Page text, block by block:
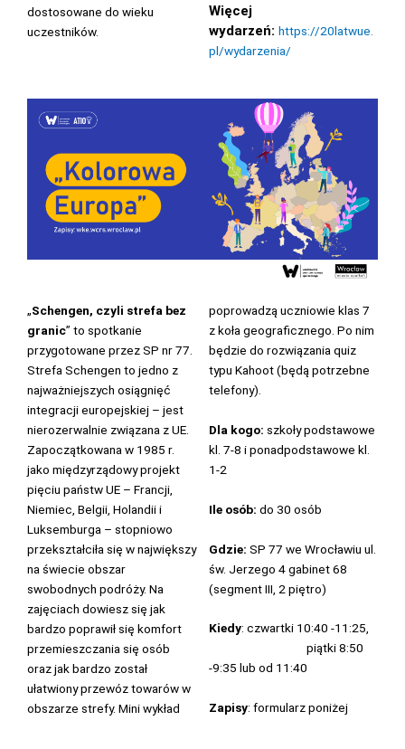
dostosowane do wieku
uczestników.
Więcej
wydarzeń: https://20latwue.
pl/wydarzenia/
„Schengen, czyli strefa bez
granic” to spotkanie
przygotowane przez SP nr 77.
Strefa Schengen to jedno z
najważniejszych osiągnięć
integracji europejskiej – jest
nierozerwalnie związana z UE.
Zapoczątkowana w 1985 r.
jako międzyrządowy projekt
pięciu państw UE – Francji,
Niemiec, Belgii, Holandii i
Luksemburga – stopniowo
przekształciła się w największy
na świecie obszar
swobodnych podróży. Na
zajęciach dowiesz się jak
bardzo poprawił się komfort
przemieszczania się osób
oraz jak bardzo został
ułatwiony przewóz towarów w
obszarze strefy. Mini wykład
poprowadzą uczniowie klas 7
z koła geograficznego. Po nim
będzie do rozwiązania quiz
typu Kahoot (będą potrzebne
telefony).
Dla kogo: szkoły podstawowe
kl. 7-8 i ponadpodstawowe kl.
1-2
Ile osób: do 30 osób
Gdzie:SP 77 we Wrocławiu ul.
św. Jerzego 4 gabinet 68
(segment III, 2 piętro)
Kiedy: czwartki 10:40 -11:25,
piątki 8:50
-9:35 lub od 11:40
Zapisy: formularz poniżej